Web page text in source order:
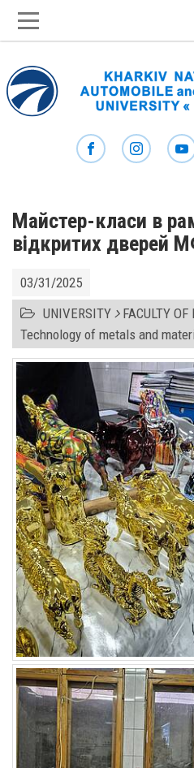
Майстер-класи в
відкритих дверей
03/31/2025
UNIVERSITY FACULTY OF
Technology of metals and